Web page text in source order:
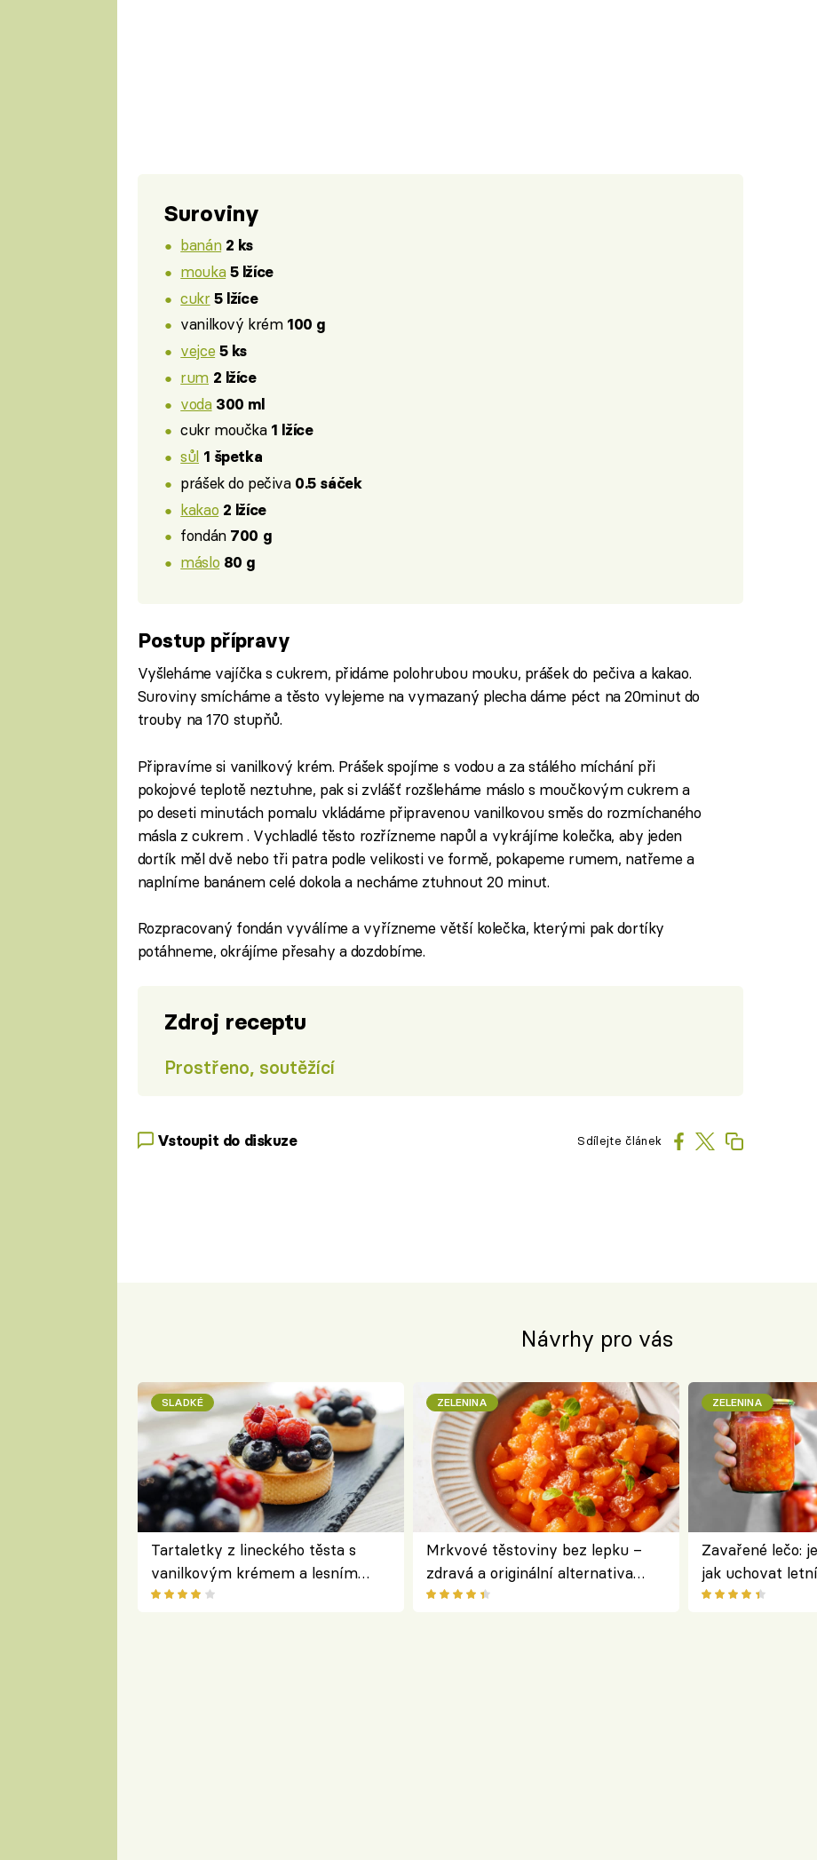
Suroviny
banán 2 ks
mouka 5 lžíce
cukr 5 lžíce
vanilkový krém 100 g
vejce 5 ks
rum 2 lžíce
voda 300 ml
cukr moučka 1 lžíce
sůl 1 špetka
prášek do pečiva 0.5 sáček
kakao 2 lžíce
fondán 700 g
máslo 80 g
Postup přípravy
Vyšleháme vajíčka s cukrem, přidáme polohrubou mouku, prášek do pečiva a kakao.
Suroviny smícháme a těsto vylejeme na vymazaný plecha dáme péct na 20minut do
trouby na 170 stupňů.
Připravíme si vanilkový krém. Prášek spojíme s vodou a za stálého míchání při
pokojové teplotě neztuhne, pak si zvlášť rozšleháme máslo s moučkovým cukrem a
po deseti minutách pomalu vkládáme připravenou vanilkovou směs do rozmíchaného
másla z cukrem . Vychladlé těsto rozřízneme napůl a vykrájíme kolečka, aby jeden
dortík měl dvě nebo tři patra podle velikosti ve formě, pokapeme rumem, natřeme a
naplníme banánem celé dokola a necháme ztuhnout 20 minut.
Rozpracovaný fondán vyválíme a vyřízneme větší kolečka, kterými pak dortíky
potáhneme, okrájíme přesahy a dozdobíme.
Zdroj receptu
Prostřeno, soutěžící
Vstoupit do diskuze Sdílejte článek
Návrhy pro vás
SLADKÉ
Tartaletky z lineckého těsta s
vanilkovým krémem a lesním
ovocem podle Bread Society
ZELENINA
Mrkvové těstoviny bez lepku –
zdravá a originální alternativa
klasiky
ZELENINA
Zavařené lečo:
jak uchovat